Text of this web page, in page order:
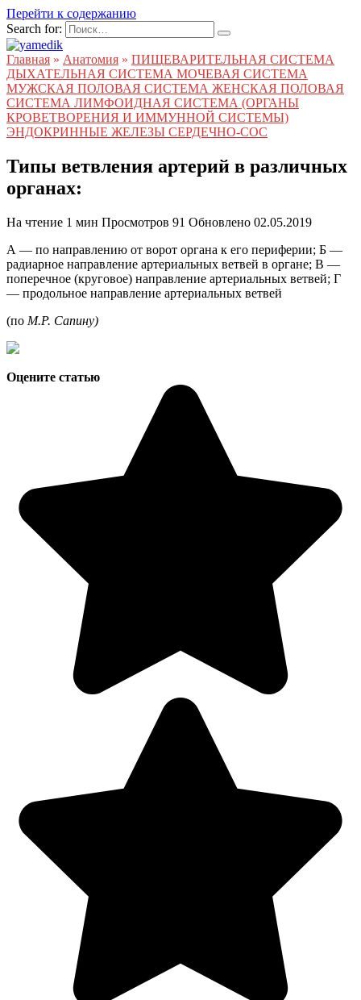
Перейти к содержанию
Search for:
Главная » Анатомия » ПИЩЕВАРИТЕЛЬНАЯ СИСТЕМА
ДЫХАТЕЛЬНАЯ СИСТЕМА МОЧЕВАЯ СИСТЕМА
МУЖСКАЯ ПОЛОВАЯ СИСТЕМА ЖЕНСКАЯ ПОЛОВАЯ
СИСТЕМА ЛИМФОИДНАЯ СИСТЕМА (ОРГАНЫ
КРОВЕТВОРЕНИЯ И ИММУННОЙ СИСТЕМЫ)
ЭНДОКРИННЫЕ ЖЕЛЕЗЫ СЕРДЕЧНО-СОС
Типы ветвления артерий в различных
органах:
На чтение 1 мин Просмотров 91 Обновлено 02.05.2019
А — по направлению от ворот органа к его периферии; Б —
радиарное направление артериальных ветвей в органе; В —
поперечное (круговое) направление артериальных ветвей; Г
— продольное направление артериальных ветвей
(по М.Р. Сапину)
Оцените статью